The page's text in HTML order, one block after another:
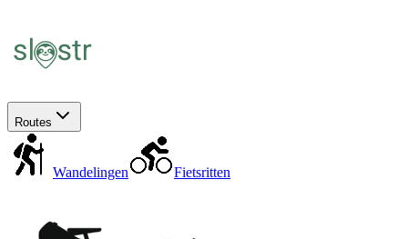
Routes
Wandelingen Fietsritten